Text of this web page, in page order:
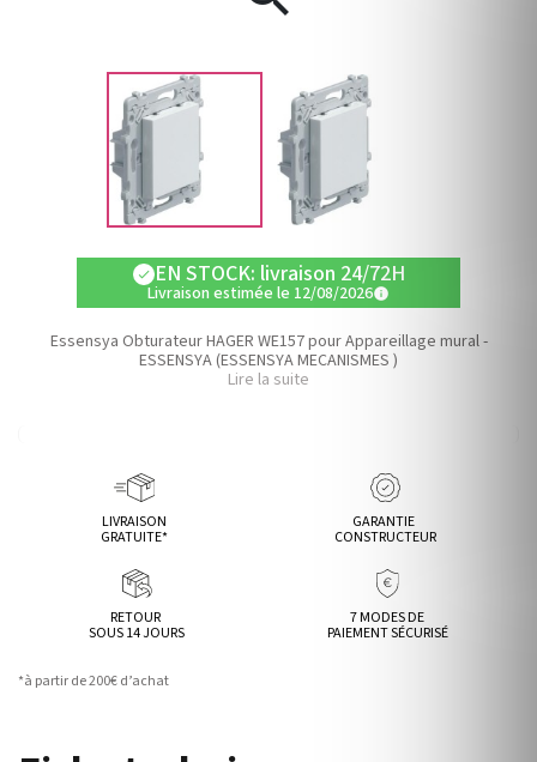
check EN STOCK: livraison 24/72H
Livraison estimée le 12/08/2026info
Essensya Obturateur HAGER WE157 pour Appareillage mural -
ESSENSYA (ESSENSYA MECANISMES )
Lire la suite
LIVRAISON
GRATUITE*
GARANTIE
CONSTRUCTEUR
RETOUR
SOUS 14 JOURS
7 MODES DE
PAIEMENT SÉCURISÉ
*à partir de 200€ d’achat